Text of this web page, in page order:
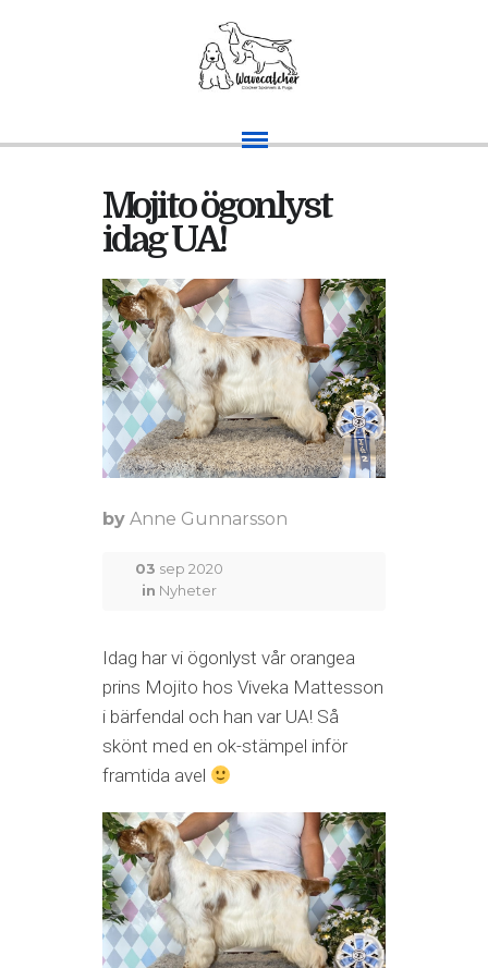
Mojito ögonlyst
idag UA!
by Anne Gunnarsson
03 sep 2020
in Nyheter
Idag har vi ögonlyst vår orangea
prins Mojito hos Viveka Mattesson
i bärfendal och han var UA! Så
skönt med en ok-stämpel inför
framtida avel